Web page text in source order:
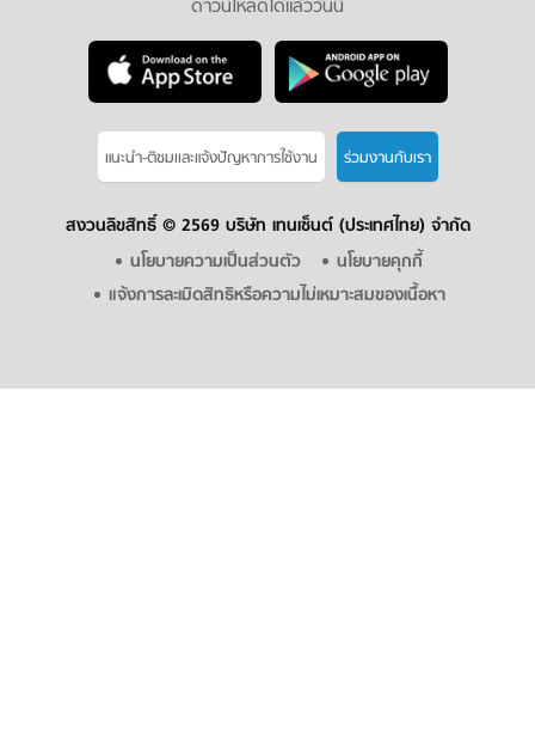
ดาวน์โหลดได้แล้ววันนี้
แนะนำ-ติชมเเละแจ้งปัญหาการใช้งาน ร่วมงานกับเรา
สงวนลิขสิทธิ์ © 2569 บริษัท เทนเซ็นต์ (ประเทศไทย) จำกัด
นโยบายความเป็นส่วนตัว
นโยบายคุกกี้
แจ้งการละเมิดสิทธิหรือความไม่เหมาะสมของเนื้อหา